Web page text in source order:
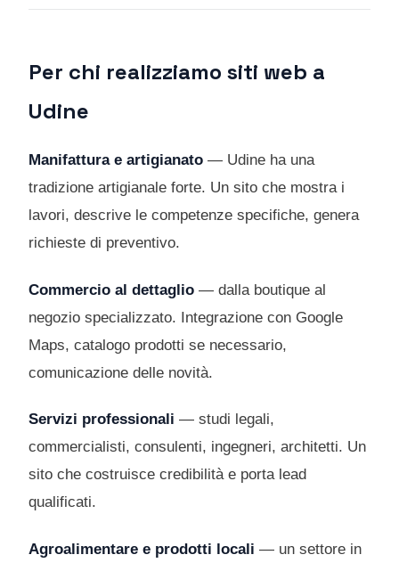
Per chi realizziamo siti web a
Udine
Manifattura e artigianato — Udine ha una
tradizione artigianale forte. Un sito che mostra i
lavori, descrive le competenze specifiche, genera
richieste di preventivo.
Commercio al dettaglio — dalla boutique al
negozio specializzato. Integrazione con Google
Maps, catalogo prodotti se necessario,
comunicazione delle novità.
Servizi professionali — studi legali,
commercialisti, consulenti, ingegneri, architetti. Un
sito che costruisce credibilità e porta lead
qualificati.
Agroalimentare e prodotti locali — un settore in